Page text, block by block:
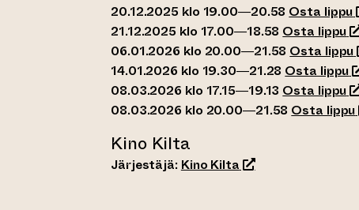
20.12.2025 klo 19.00—20.58 Osta lippu
21.12.2025 klo 17.00—18.58 Osta lippu
06.01.2026 klo 20.00—21.58 Osta lippu
14.01.2026 klo 19.30—21.28 Osta lippu
08.03.2026 klo 17.15—19.13 Osta lippu
08.03.2026 klo 20.00—21.58 Osta lippu
Kino Kilta
Järjestäjä: Kino Kilta(siirtyy toiseen